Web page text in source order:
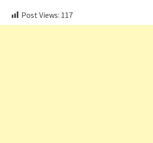
Post Views: 117